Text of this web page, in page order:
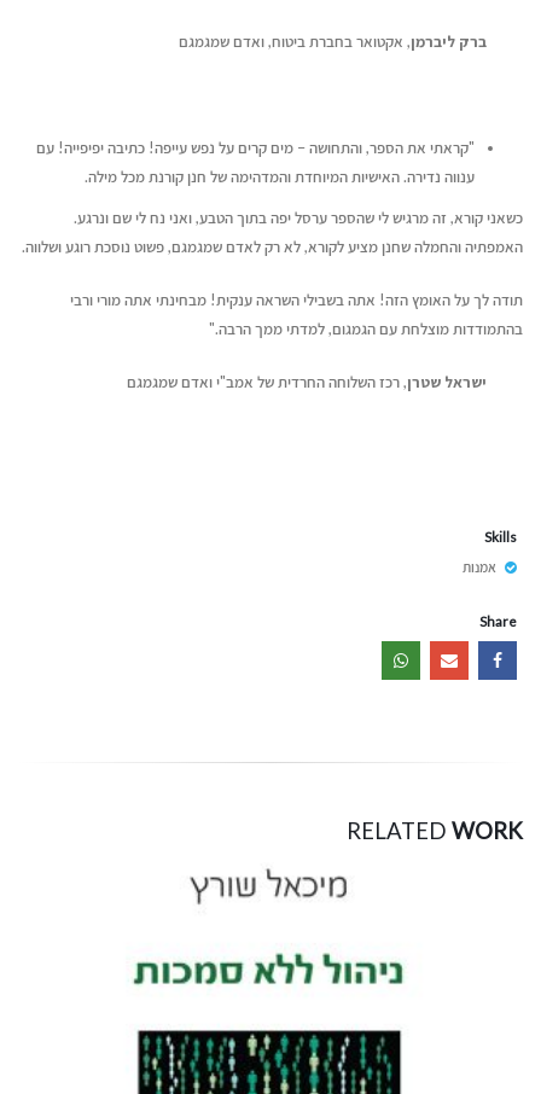
ברק ליברמן, אקטואר בחברת ביטוח, ואדם שמגמגם
"קראתי את הספר, והתחושה – מים קרים על נפש עייפה! כתיבה יפיפייה! עם
ענווה נדירה. האישיות המיוחדת והמדהימה של חנן קורנת מכל מילה.
כשאני קורא, זה מרגיש לי שהספר ערסל יפה בתוך הטבע, ואני נח לי שם ונרגע.
האמפתיה והחמלה שחנן מציע לקורא, לא רק לאדם שמגמגם, פשוט נוסכת רוגע ושלווה.
תודה לך על האומץ הזה! אתה בשבילי השראה ענקית! מבחינתי אתה מורי ורבי
בהתמודדות מוצלחת עם הגמגום, למדתי ממך הרבה."
ישראל שטרן, רכז השלוחה החרדית של אמב"י ואדם שמגמגם
Skills
אמנות
Share
RELATED WORK